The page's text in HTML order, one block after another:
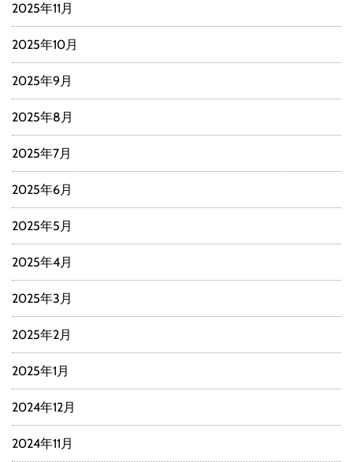
2025年11月
2025年10月
2025年9月
2025年8月
2025年7月
2025年6月
2025年5月
2025年4月
2025年3月
2025年2月
2025年1月
2024年12月
2024年11月